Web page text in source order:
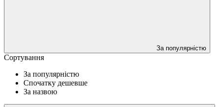
За популярністю
Сортування
За популярністю
Спочатку дешевше
За назвою